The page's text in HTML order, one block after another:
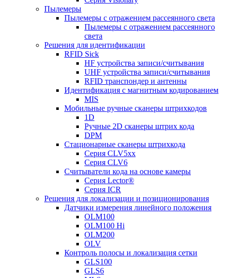
Пылемеры
Пылемеры с отражением рассеянного света
Пылемеры с отражением рассеянного
света
Решения для идентификации
RFID Sick
HF устройства записи/считывания
UHF устройства записи/считывания
RFID транспондер и антенны
Идентификация с магнитным кодированием
MIS
Мобильные ручные сканеры штрихкодов
1D
Ручные 2D сканеры штрих кода
DPM
Стационарные сканеры штрихкода
Серия CLV5xx
Серия CLV6
Считыватели кода на основе камеры
Серия Lector®
Серия ICR
Решения для локализации и позиционирования
Датчики измерения линейного положения
OLM100
OLM100 Hi
OLM200
OLV
Контроль полосы и локализация сетки
GLS100
GLS6